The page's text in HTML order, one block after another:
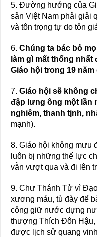
5. Đường hướng của
sản Việt Nam phải giải
và tôn trọng tự do tôn
6.Chúng ta bác bỏ
làm gì mất thống
Giáo hội trong 19 năm
7.Giáo hội sẽ không
đập lưng ông một lần
nghiêm, thanh tịnh,
mạnh).
8. Giáo hội không mưu
luôn bị những thế lực
vẫn vượt qua và đi lên
9. Chư Thánh Tử vì
xương máu, tù đày để
công giữ nước dựng
thượng Thích Đôn Hậu,
được lịch sử quang